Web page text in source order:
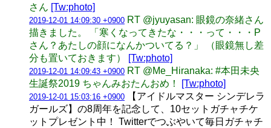
さん [Tw:photo]
2019-12-01 14:09:30 +0900 RT @jyuyasan: 眼鏡の奈緒さん
描きました。 「寒くなってきたな・・・って・・・P
さん？あたしの顔になんかついてる？」 （眼鏡無し差
分も置いておきます）
[Tw:photo]
2019-12-01 14:09:43 +0900 RT @Me_Hiranaka: #本田未央
生誕祭2019 ちゃんみおたんおめ！
[Tw:photo]
2019-12-01 15:03:16 +0900 【アイドルマスター シンデレラ
ガールズ】の8周年を記念して、10セットガチャチケ
ットプレゼント中！ Twitterでつぶやいて毎日ガチャチ